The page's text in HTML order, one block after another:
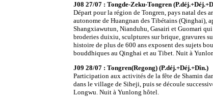
J08 27/07 : Tongde-Zeku-Tongren
Départ pour la région de Tongren, pays natal des
autonome de Huangnan des Tibétains (Qinghai),
Shangxiawutun, Nianduhu, Gasairi et Guomari
broderies duixiu, sculptures sur brique, gravures
histoire de plus de 600 ans exposent des sujets
bouddhiques au Qinghai et au Tibet. Nuit à
J09 28/07 : Tongren(Regong) (P.déj.+Déj.+Dîn.)
Participation aux activités de la fête de Shamin
dans le village de Siheji, puis se découle
Longwu. Nuit à Yunlong hôtel.